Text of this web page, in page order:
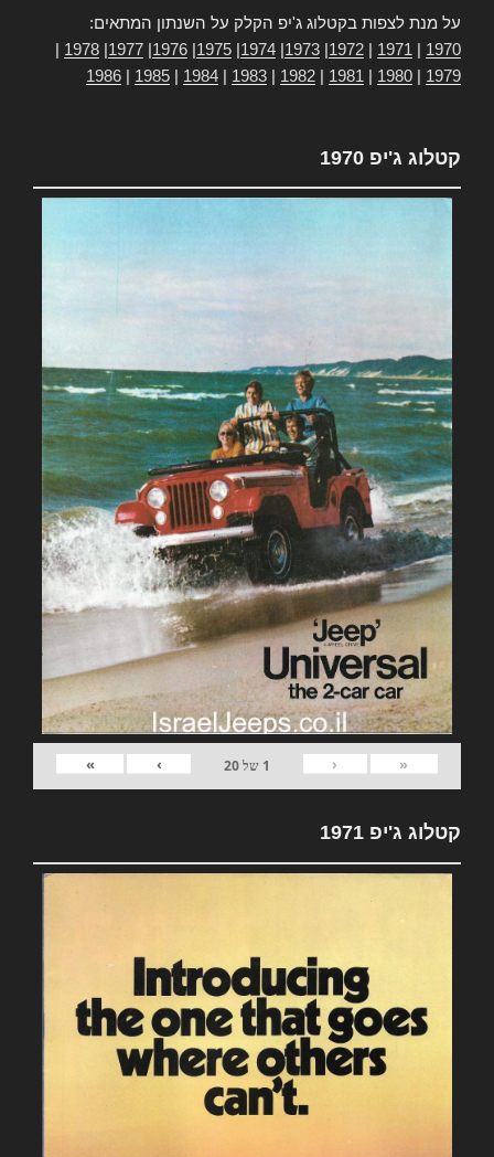
על מנת לצפות בקטלוג ג'יפ הקלק על השנתון המתאים:
1970
1971
1972
1973
1974
1975
1976
1977
1978
1979
1980
1981
1982
1983
1984
1985
1986
קטלוג ג'יפ 1970
«
‹
1 של20
›
»
קטלוג ג'יפ 1971